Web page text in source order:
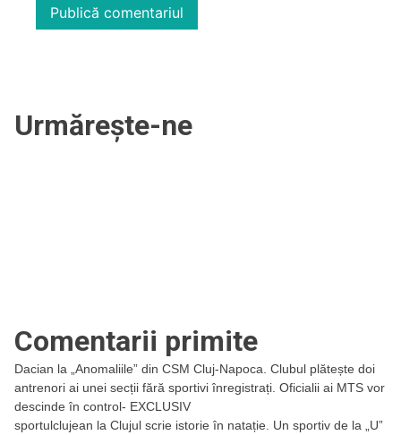
Urmărește-ne
Comentarii primite
Dacian la
„Anomaliile” din CSM Cluj-Napoca. Clubul plătește doi
antrenori ai unei secții fără sportivi înregistrați. Oficialii ai MTS vor
descinde în control- EXCLUSIV
sportulclujean la Clujul scrie istorie în natație. Un sportiv de la „U”